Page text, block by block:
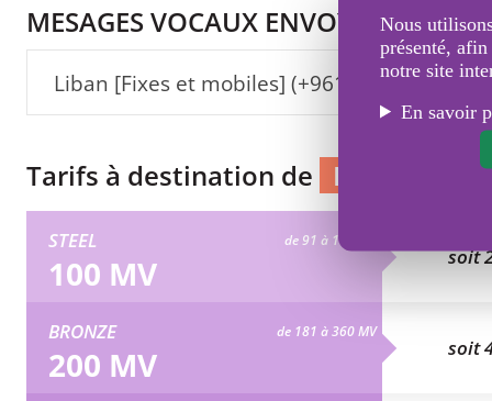
Nous
présenté,
notre site
En savoir
MESAGES VOCAUX ENVOYÉS VERS :
Liban [Fixes et mobiles] (+961)
Tarifs à destination de Fixes et
STEEL de 91 à 180 MV
100 MV soit
BRONZE de 181 à 360 MV
200 MV soit